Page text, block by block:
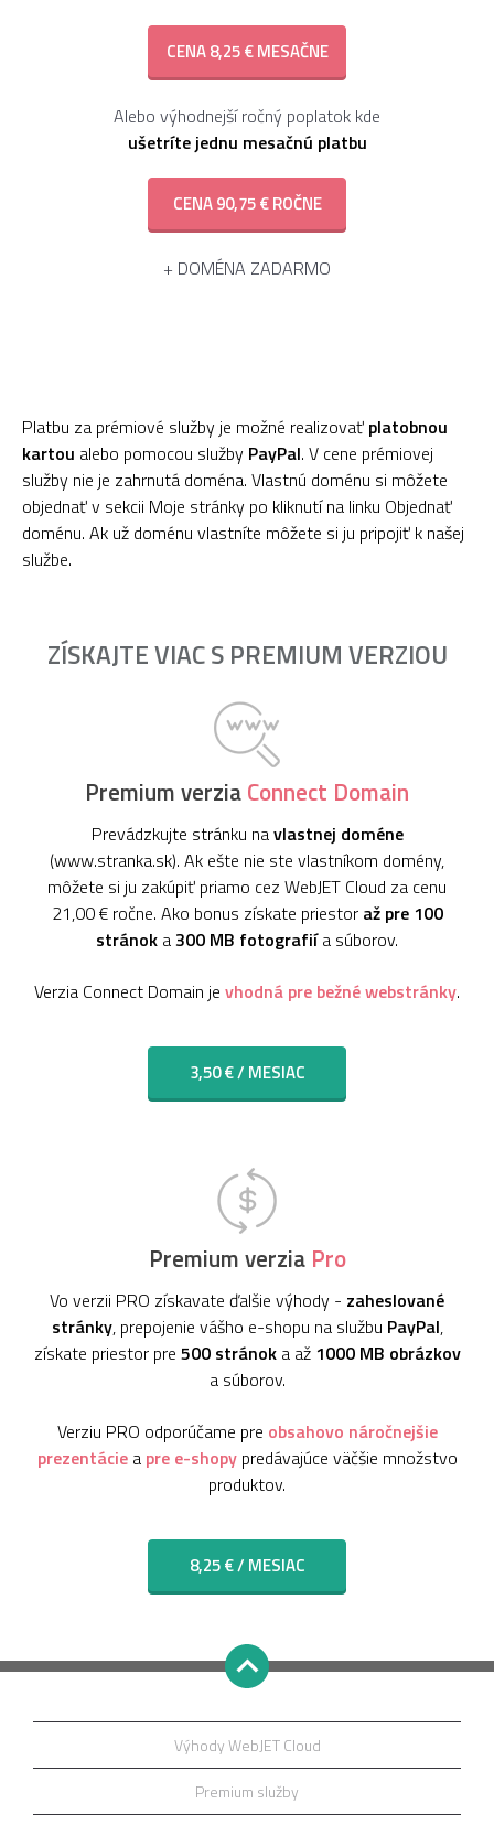
CENA 8,25 € MESAČNE
Alebo výhodnejší ročný poplatok kde
ušetríte jednu mesačnú platbu
CENA 90,75 € ROČNE
+ DOMÉNA ZADARMO
Platbu za prémiové služby je možné realizovať platobnou
kartou alebo pomocou služby PayPal. V cene prémiovej
služby nie je zahrnutá doména. Vlastnú doménu si môžete
objednať v sekcii Moje stránky po kliknutí na linku Objednať
doménu. Ak už doménu vlastníte môžete si ju pripojiť k našej
službe.
ZÍSKAJTE VIAC S PREMIUM VERZIOU
Premium verziaConnect Domain
Prevádzkujte stránku navlastnej doméne
(www.stranka.sk). Ak ešte nie ste vlastníkom domény,
môžete si ju zakúpiť priamo cez WebJET Cloud za cenu
21,00 € ročne. Ako bonus získate priestor až pre 100
stránok a300 MB fotografiía súborov.
Verzia Connect Domain je vhodná pre bežné webstránky.
3,50 € / MESIAC
Premium verzia Pro
Vo verzii PRO získavate ďalšie výhody - zaheslované
stránky, prepojenie vášho e-shopu na službu PayPal,
získate priestor pre 500 stránoka až 1000 MB obrázkov
a súborov.
Verziu PRO odporúčame pre obsahovo náročnejšie
prezentáciea pre e-shopypredávajúce väčšie množstvo
produktov.
8,25 € / MESIAC
Výhody WebJET Cloud
Premium služby